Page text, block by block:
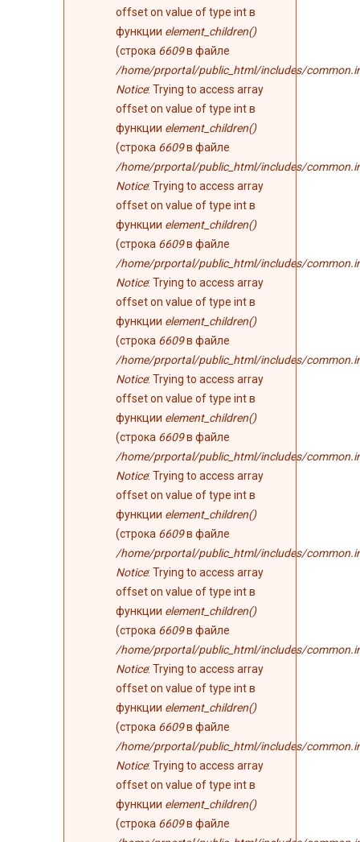
offset on value of type int в
функции element_children()
(строка 6609в файле
/home/prportal/public_html/includes/
Notice: Trying to access array
offset on value of type int в
функции element_children()
(строка 6609в файле
/home/prportal/public_html/includes/
Notice: Trying to access array
offset on value of type int в
функции element_children()
(строка 6609в файле
/home/prportal/public_html/includes/
Notice: Trying to access array
offset on value of type int в
функции element_children()
(строка 6609в файле
/home/prportal/public_html/includes/
Notice: Trying to access array
offset on value of type int в
функции element_children()
(строка 6609в файле
/home/prportal/public_html/includes/
Notice: Trying to access array
offset on value of type int в
функции element_children()
(строка 6609в файле
/home/prportal/public_html/includes/
Notice: Trying to access array
offset on value of type int в
функции element_children()
(строка 6609в файле
/home/prportal/public_html/includes/
Notice: Trying to access array
offset on value of type int в
функции element_children()
(строка 6609в файле
/home/prportal/public_html/includes/
Notice: Trying to access array
offset on value of type int в
функции element_children()
(строка 6609в файле